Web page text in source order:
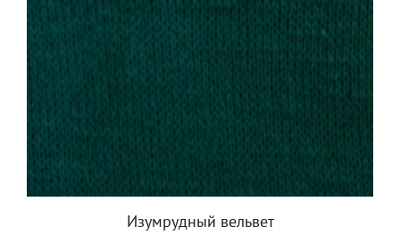
Изумрудный вельвет